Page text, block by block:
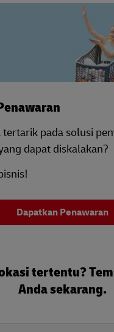
tertarik pada solusi
dapat diskalakan?
Dapatkan Penawaran
tertentu?
Anda sekarang.